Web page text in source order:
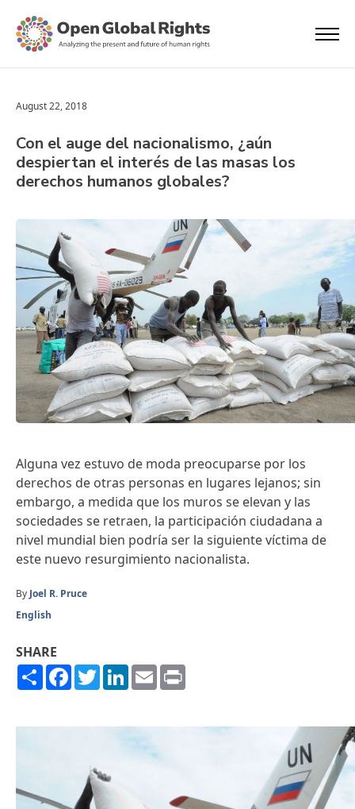
August 22, 2018
Con el auge del nacionalismo, ¿aún
despiertan el interés de las masas los
derechos humanos globales?
Alguna vez estuvo de moda preocuparse por los
derechos de otras personas en lugares lejanos; sin
embargo, a medida que los muros se elevan y las
sociedades se retraen, la participación ciudadana a
nivel mundial bien podría ser la siguiente víctima de
este nuevo resurgimiento nacionalista.
By Joel R. Pruce
English
SHARE
ShareFacebook
TwitterLinkedIn
Email